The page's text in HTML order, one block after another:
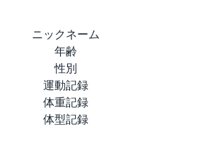
ニックネーム
年齢
性別
運動記録
体重記録
体型記録